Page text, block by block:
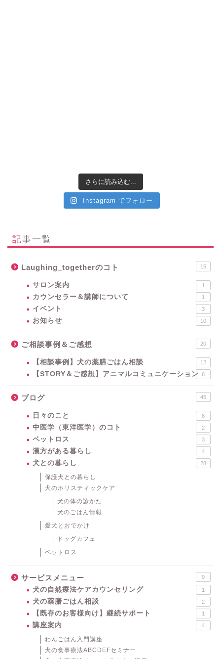
さらに読み込む...
Instagram でフォロー
記事一覧
Laughing_togetherのコト 15
サロン案内 1
カウンセラー＆講師について 1
イベント 3
お知らせ 10
ご相談事例＆ご感想 20
【相談事例】犬の薬膳ごはん相談 12
【STORY＆ご感想】アニマルコミュニケーション 6
ブログ 45
日々のこと 8
中医学（東洋医学）のコト 2
ペットロス 3
漢方がある暮らし 4
犬との暮らし 28
保護犬との暮らし
犬のホリスティックケア
犬の体の診かた
犬のごはん情報
愛犬とおでかけ
ドッグカフェ
ペットロス
サービスメニュー 9
犬の自然療法ケアカウンセリング 1
犬の薬膳ごはん相談 2
【既存のお客様向け】継続サポート 1
講座案内 4
わんごはん入門講座
犬の食事療法ABCDEFセミナー